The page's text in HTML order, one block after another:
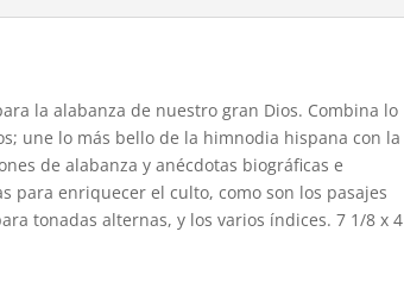
la alabanza de nuestro gran Dios. Combina lo
une lo más bello de la himnodia hispana con la
de alabanza y anécdotas biográficas e
para enriquecer el culto, como son los pasajes
tonadas alternas, y los varios índices. 7 1/8 x 4